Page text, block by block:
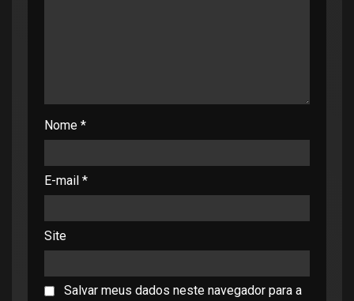
Nome *
E-mail *
Site
Salvar meus dados neste navegador para a